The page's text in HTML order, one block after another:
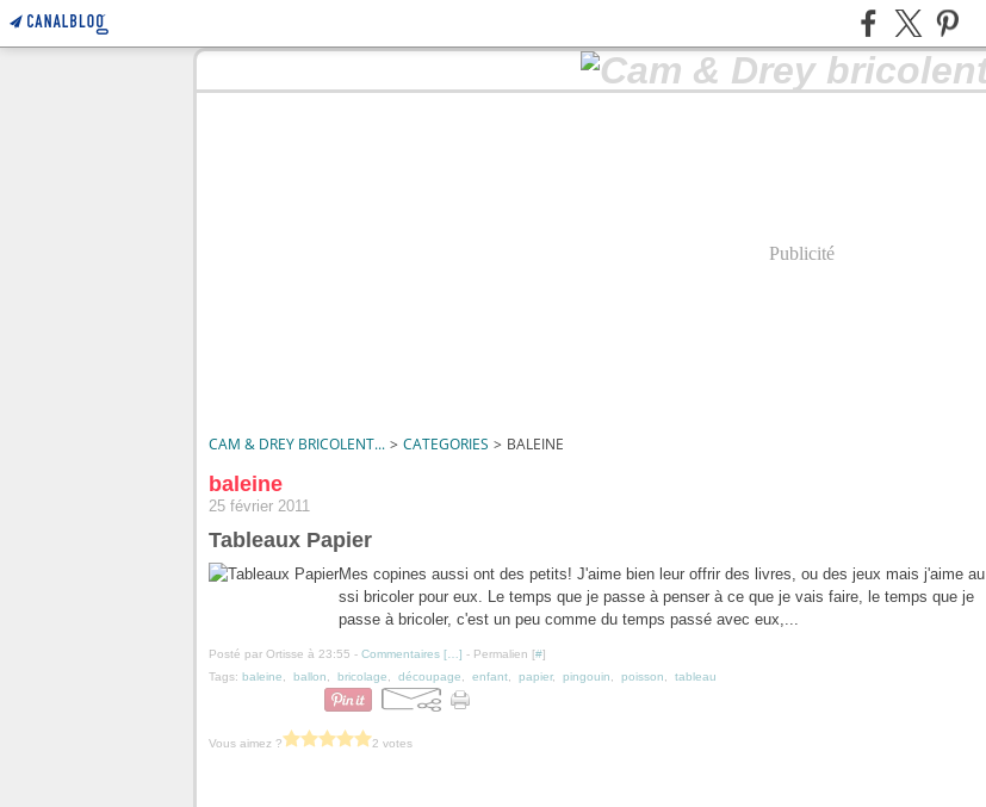
Publicité
CAM & DREY BRICOLENT... > CATEGORIES > BALEINE
baleine
25 février 2011
Tableaux Papier
Mes copines aussi ont des petits! J'aime bien leur offrir des livres, ou des jeux mais j'aime au
ssi bricoler pour eux. Le temps que je passe à penser à ce que je vais faire, le temps que je
passe à bricoler, c'est un peu comme du temps passé avec eux,...
Posté par Ortisse à 23:55 - Commentaires [ ] - Permalien [#]
Tags: baleine ballon bricolage découpage enfant papier, pingouin poisson tableau
Vous aimez ? 2 votes